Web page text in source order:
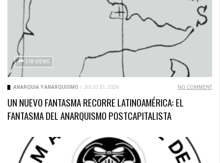
318 VIEWS
ANARQUÍA Y ANARQUISMO / JULIO 31, 2026 NO COMMENT
UN NUEVO FANTASMA RECORRE LATINOAMÉRICA: EL
FANTASMA DEL ANARQUISMO POSTCAPITALISTA